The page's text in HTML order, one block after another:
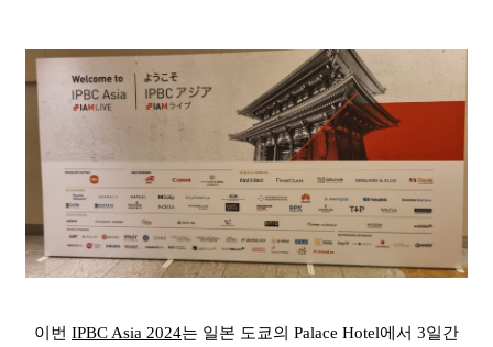
이번 IPBC Asia 2024는 일본 도쿄의 Palace Hotel에서 3일간